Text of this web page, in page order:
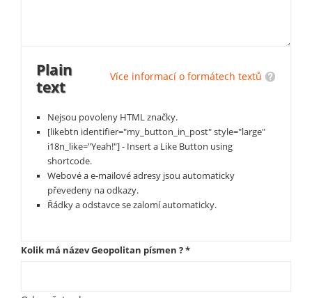
Více informací o formátech textů
Plain
text
Nejsou povoleny HTML značky.
[likebtn identifier="my_button_in_post" style="large"
i18n_like="Yeah!"] - Insert a Like Button using
shortcode.
Webové a e-mailové adresy jsou automaticky
převedeny na odkazy.
Řádky a odstavce se zalomí automaticky.
Kolik má název Geopolitan písmen ?*